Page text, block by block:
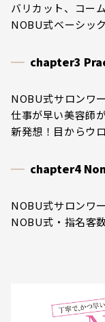
バリカット、コー
NOBU式ベーシッ
chapter3
NOBU式サロンワ
仕事が早い美容師
新発想！目からウ
chapter4
NOBU式サロンワ
NOBU式・指名客